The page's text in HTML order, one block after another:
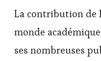
La contribution de
monde
ses nombreuses